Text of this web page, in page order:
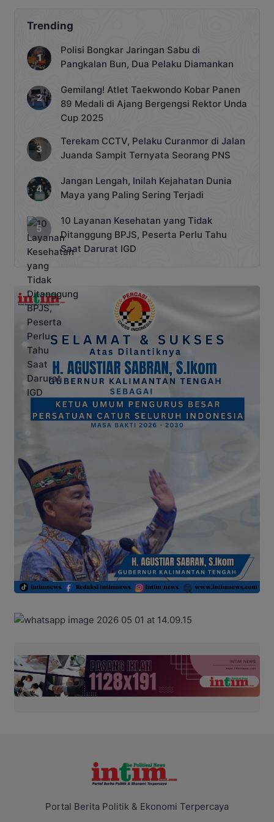
Trending
Polisi Bongkar Jaringan Sabu di
Pangkalan Bun, Dua Pelaku Diamankan
Gemilang! Atlet Taekwondo Kobar Panen
89 Medali di Ajang Bergengsi Rektor Unda
Cup 2025
Terekam CCTV, Pelaku Curanmor di Jalan
Juanda Sampit Ternyata Seorang PNS
Jangan Lengah, Inilah Kejahatan Dunia
Maya yang Paling Sering Terjadi
10 Layanan Kesehatan yang Tidak
Ditanggung BPJS, Peserta Perlu Tahu
Saat Darurat IGD
Portal Berita Politik & Ekonomi Terpercaya